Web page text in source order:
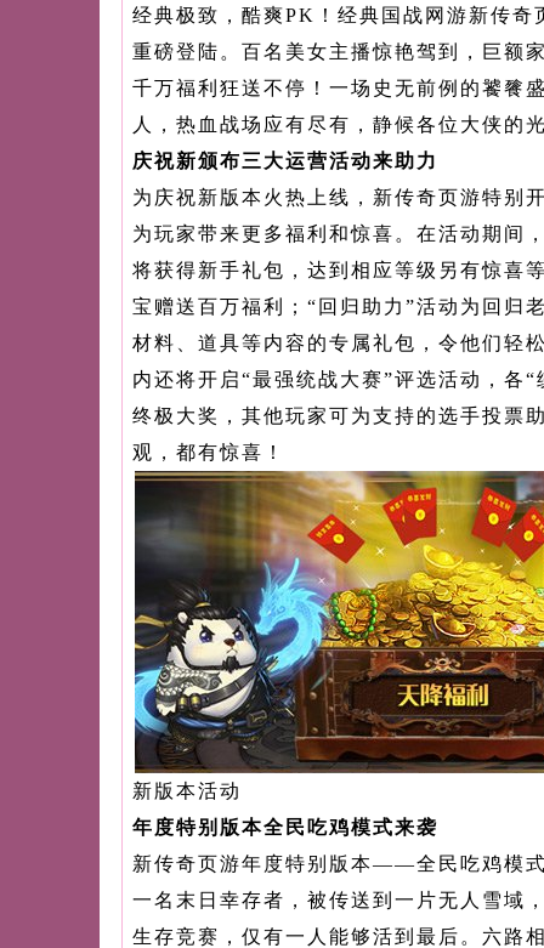
经典极致，酷爽PK！经典国战网游新传奇
重磅登陆。百名美女主播惊艳驾到，巨额
千万福利狂送不停！一场史无前例的饕餮
人，热血战场应有尽有，静候各位大侠的
庆祝新颁布三大运营活动来助力
为庆祝新版本火热上线，新传奇页游特别
为玩家带来更多福利和惊喜。在活动期间
将获得新手礼包，达到相应等级另有惊喜
宝赠送百万福利；“回归助力”活动为回归
材料、道具等内容的专属礼包，令他们轻
内还将开启“最强统战大赛”评选活动，各
终极大奖，其他玩家可为支持的选手投票
观，都有惊喜！
新版本活动
年度特别版本全民吃鸡模式来袭
新传奇页游年度特别版本——全民吃鸡模
一名末日幸存者，被传送到一片无人雪域
生存竞赛，仅有一人能够活到最后。六路